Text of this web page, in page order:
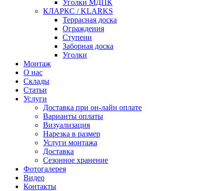
Уголки МДПК
КЛАРКС / KLARKS
Террасная доска
Ограждения
Ступени
Заборная доска
Уголки
Монтаж
О нас
Склады
Статьи
Услуги
Доставка при он-лайн оплате
Варианты оплаты
Визуализация
Нарезка в размер
Услуги монтажа
Доставка
Сезонное хранение
Фотогалерея
Видео
Контакты